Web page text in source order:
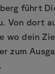
führt
Von dort
wo dein
zum